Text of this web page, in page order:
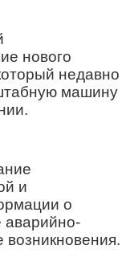
нового
недавно
машину
и
о
аварийно-
возникновения.